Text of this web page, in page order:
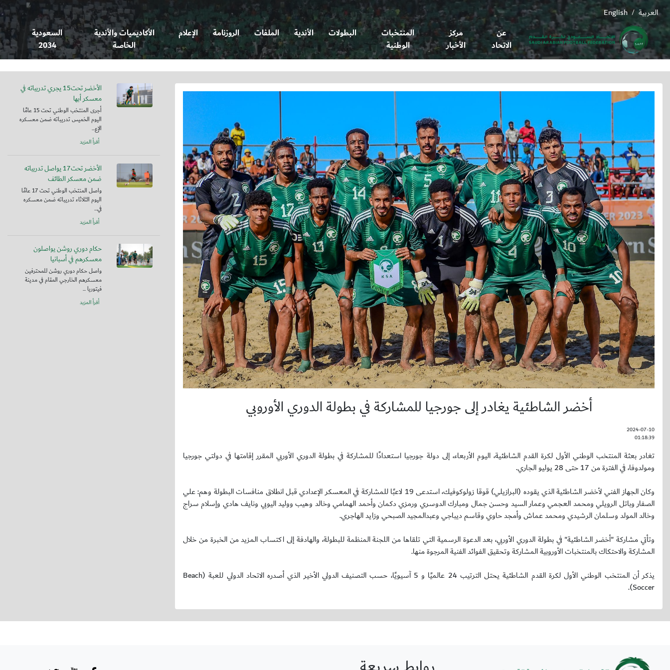
English / العربية
عن
الاتحاد
مركز
الأخبار
المنتخبات
الوطنية
البطولات الأندية الملفات الروزنامة الإعلام
الأكاديميات والأندية
الخاصة
السعودية
2034
أخضر الشاطئية يغادر إلى جورجيا للمشاركة في بطولة الدوري الأوروبي
2024-07-10
01:18:39
تغادر بعثة المنتخب الوطني الأول لكرة القدم الشاطئية، اليوم الأربعاء، إلى دولة جورجيا استعدادًا للمشاركة في بطولة الدوري الأوربي المقرر إقامتها في دولتي جورجيا
ومولدوفا، في الفترة من 17 حتى 28 يوليو الجاري.
وكان الجهاز الفني لأخضر الشاطئية الذي يقوده (البرازيلي) قوقا زولوكوفيك، استدعى 19 لاعبًا للمشاركة في المعسكر الإعدادي قبل انطلاق منافسات البطولة وهم: علي
الصفار وباتل الرويلي ومحمد العجمي وعمار السيد وحسن جمال ومبارك الدوسري ورمزي دكمان وأحمد الهمامي وخالد وهيب ووليد اليوبي ونايف هادي وإسلام سراج
وخالد المولد وسلمان الرشيدي ومحمد عماش وأمجد حاوي وقاسم ديباجي وعبدالمجيد الصبحي وزايد الهاجري.
وتأتي مشاركة "أخضر الشاطئية" في بطولة الدوري الأوربي، بعد الدعوة الرسمية التي تلقاها من اللجنة المنظمة للبطولة، والهادفة إلى اكتساب المزيد من الخبرة من خلال
المشاركة والاحتكاك بالمنتخبات الأوروبية المشاركة وتحقيق الفوائد الفنية المرجوة منها.
يذكر أن المنتخب الوطني الأول لكرة القدم الشاطئية يحتل الترتيب 24 عالميًا و 5 آسيويًا، حسب التصنيف الدولي الأخير الذي أصدره الاتحاد الدولي للعبة (Beach
Soccer).
الأخضر تحت15 يجري تدريباته في
معسكر أبها
أجرى المنتخب الوطني تحت 15 عامًا
اليوم الخميس تدريباته ضمن معسكره
الإع...
أقرأ المزيد
الأخضر تحت17 يواصل تدريباته
ضمن معسكر الطائف
واصل المنتخب الوطني تحت 17 عامًا
اليوم الثلاثاء تدريباته ضمن معسكره
في...
أقرأ المزيد
حكام دوري روشن يواصلون
معسكرهم في أسبانيا
واصل حكام دوري روشن للمحترفين
معسكرهم الخارجي المقام في مدينة
فيتوريا ...
أقرأ المزيد